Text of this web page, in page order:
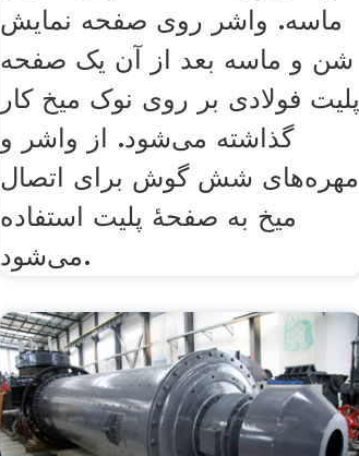
ماسه. واشر روی صفحه نمایش
شن و ماسه بعد از آن یک صفحه
پلیت فولادی بر روی نوک میخ کار
گذاشته می‌شود. از واشر و
مهره‌های شش گوش برای اتصال
میخ به صفحهٔ پلیت استفاده
می‌شود.